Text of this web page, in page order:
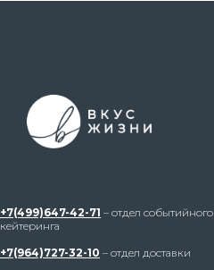
+7(499)647-42-71 – отдел событийного
кейтеринга
+7(964)727-32-10 – отдел доставки